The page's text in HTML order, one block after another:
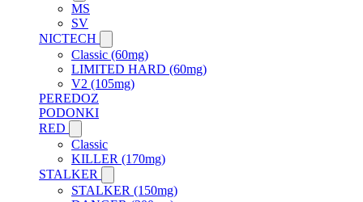
MS
SV
NICTECH
Classic (60mg)
LIMITED HARD (60mg)
V2 (105mg)
PEREDOZ
PODONKI
RED
Classic
KILLER (170mg)
STALKER
STALKER (150mg)